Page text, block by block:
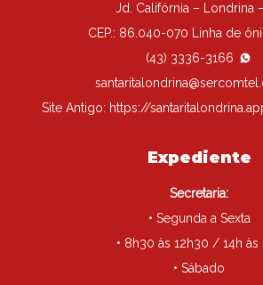
Jd. Califórnia – Londrina
CEP.: 86.040-070 Linha de
(43) 3336-3166
Site Antigo: https://
Expediente
Secretaria:
• Segunda a Sexta
• 8h30 às 12h30 / 14h às
• Sábado